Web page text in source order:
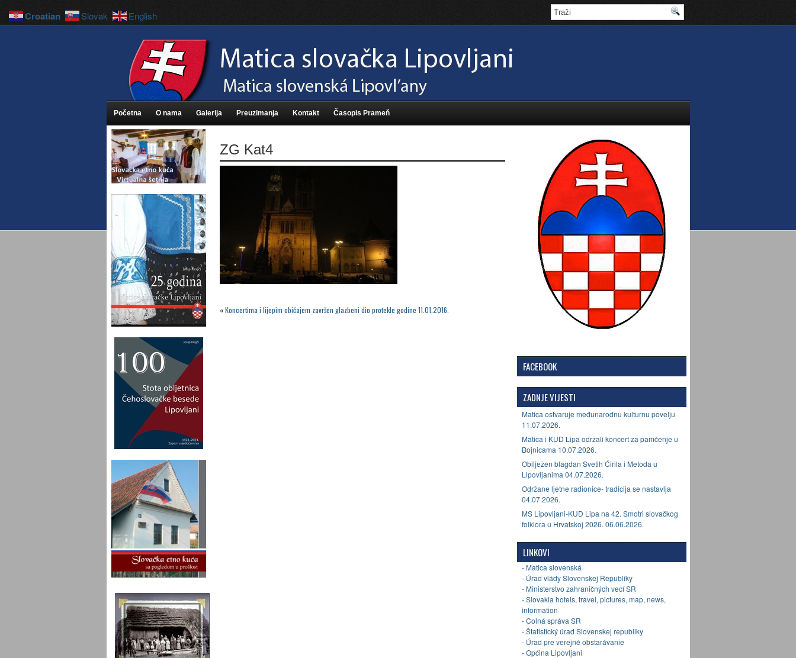
Početna O nama Galerija Preuzimanja Kontakt Časopis Prameň
ZG Kat4
«Koncertima i lijepim običajem završen glazbeni dio protekle godine 11.01.2016.
FACEBOOK
ZADNJE VIJESTI
Matica ostvaruje međunarodnu kulturnu povelju
11.07.2026.
Matica i KUD Lipa održali koncert za pamćenje u
Bojnicama 10.07.2026.
Obilježen blagdan Svetih Ćirila i Metoda u
Lipovljanima 04.07.2026.
Održane ljetne radionice- tradicija se nastavlja
04.07.2026.
MS Lipovljani-KUD Lipa na 42. Smotri slovačkog
folklora u Hrvatskoj 2026. 06.06.2026.
LINKOVI
- Matica slovenská
- Úrad vlády Slovenskej Republiky
- Ministerstvo zahraničných vecí SR
- Slovakia hotels, travel, pictures, map, news,
information
- Colná správa SR
- Štatistický úrad Slovenskej republiky
- Úrad pre verejné obstarávanie
- Općina Lipovljani
Croatian Slovak English